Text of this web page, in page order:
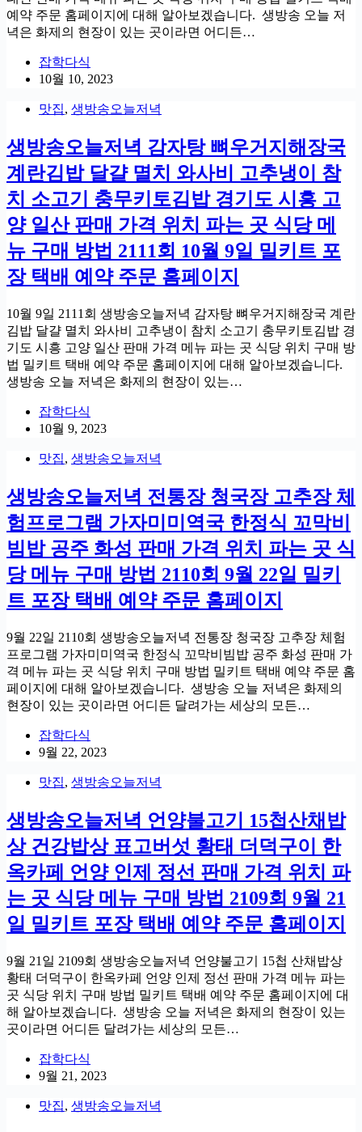
예약 주문 홈페이지에 대해 알아보겠습니다. 생방송 오늘 저
녁은 화제의 현장이 있는 곳이라면 어디든…
잡학다식
10월 10, 2023
맛집, 생방송오늘저녁
생방송오늘저녁 감자탕 뼈우거지해장국
계란김밥 달걀 멸치 와사비 고추냉이 참
치 소고기 충무키토김밥 경기도 시흥 고
양 일산 판매 가격 위치 파는 곳 식당 메
뉴 구매 방법 2111회 10월 9일 밀키트 포
장 택배 예약 주문 홈페이지
10월 9일 2111회 생방송오늘저녁 감자탕 뼈우거지해장국 계란
김밥 달걀 멸치 와사비 고추냉이 참치 소고기 충무키토김밥 경
기도 시흥 고양 일산 판매 가격 메뉴 파는 곳 식당 위치 구매 방
법 밀키트 택배 예약 주문 홈페이지에 대해 알아보겠습니다.
생방송 오늘 저녁은 화제의 현장이 있는…
잡학다식
10월 9, 2023
맛집, 생방송오늘저녁
생방송오늘저녁 전통장 청국장 고추장 체
험프로그램 가자미미역국 한정식 꼬막비
빔밥 공주 화성 판매 가격 위치 파는 곳 식
당 메뉴 구매 방법 2110회 9월 22일 밀키
트 포장 택배 예약 주문 홈페이지
9월 22일 2110회 생방송오늘저녁 전통장 청국장 고추장 체험
프로그램 가자미미역국 한정식 꼬막비빔밥 공주 화성 판매 가
격 메뉴 파는 곳 식당 위치 구매 방법 밀키트 택배 예약 주문 홈
페이지에 대해 알아보겠습니다. 생방송 오늘 저녁은 화제의
현장이 있는 곳이라면 어디든 달려가는 세상의 모든…
잡학다식
9월 22, 2023
맛집, 생방송오늘저녁
생방송오늘저녁 언양불고기 15첩산채밥
상 건강밥상 표고버섯 황태 더덕구이 한
옥카페 언양 인제 정선 판매 가격 위치 파
는 곳 식당 메뉴 구매 방법 2109회 9월 21
일 밀키트 포장 택배 예약 주문 홈페이지
9월 21일 2109회 생방송오늘저녁 언양불고기 15첩 산채밥상
황태 더덕구이 한옥카페 언양 인제 정선 판매 가격 메뉴 파는
곳 식당 위치 구매 방법 밀키트 택배 예약 주문 홈페이지에 대
해 알아보겠습니다. 생방송 오늘 저녁은 화제의 현장이 있는
곳이라면 어디든 달려가는 세상의 모든…
잡학다식
9월 21, 2023
맛집, 생방송오늘저녁